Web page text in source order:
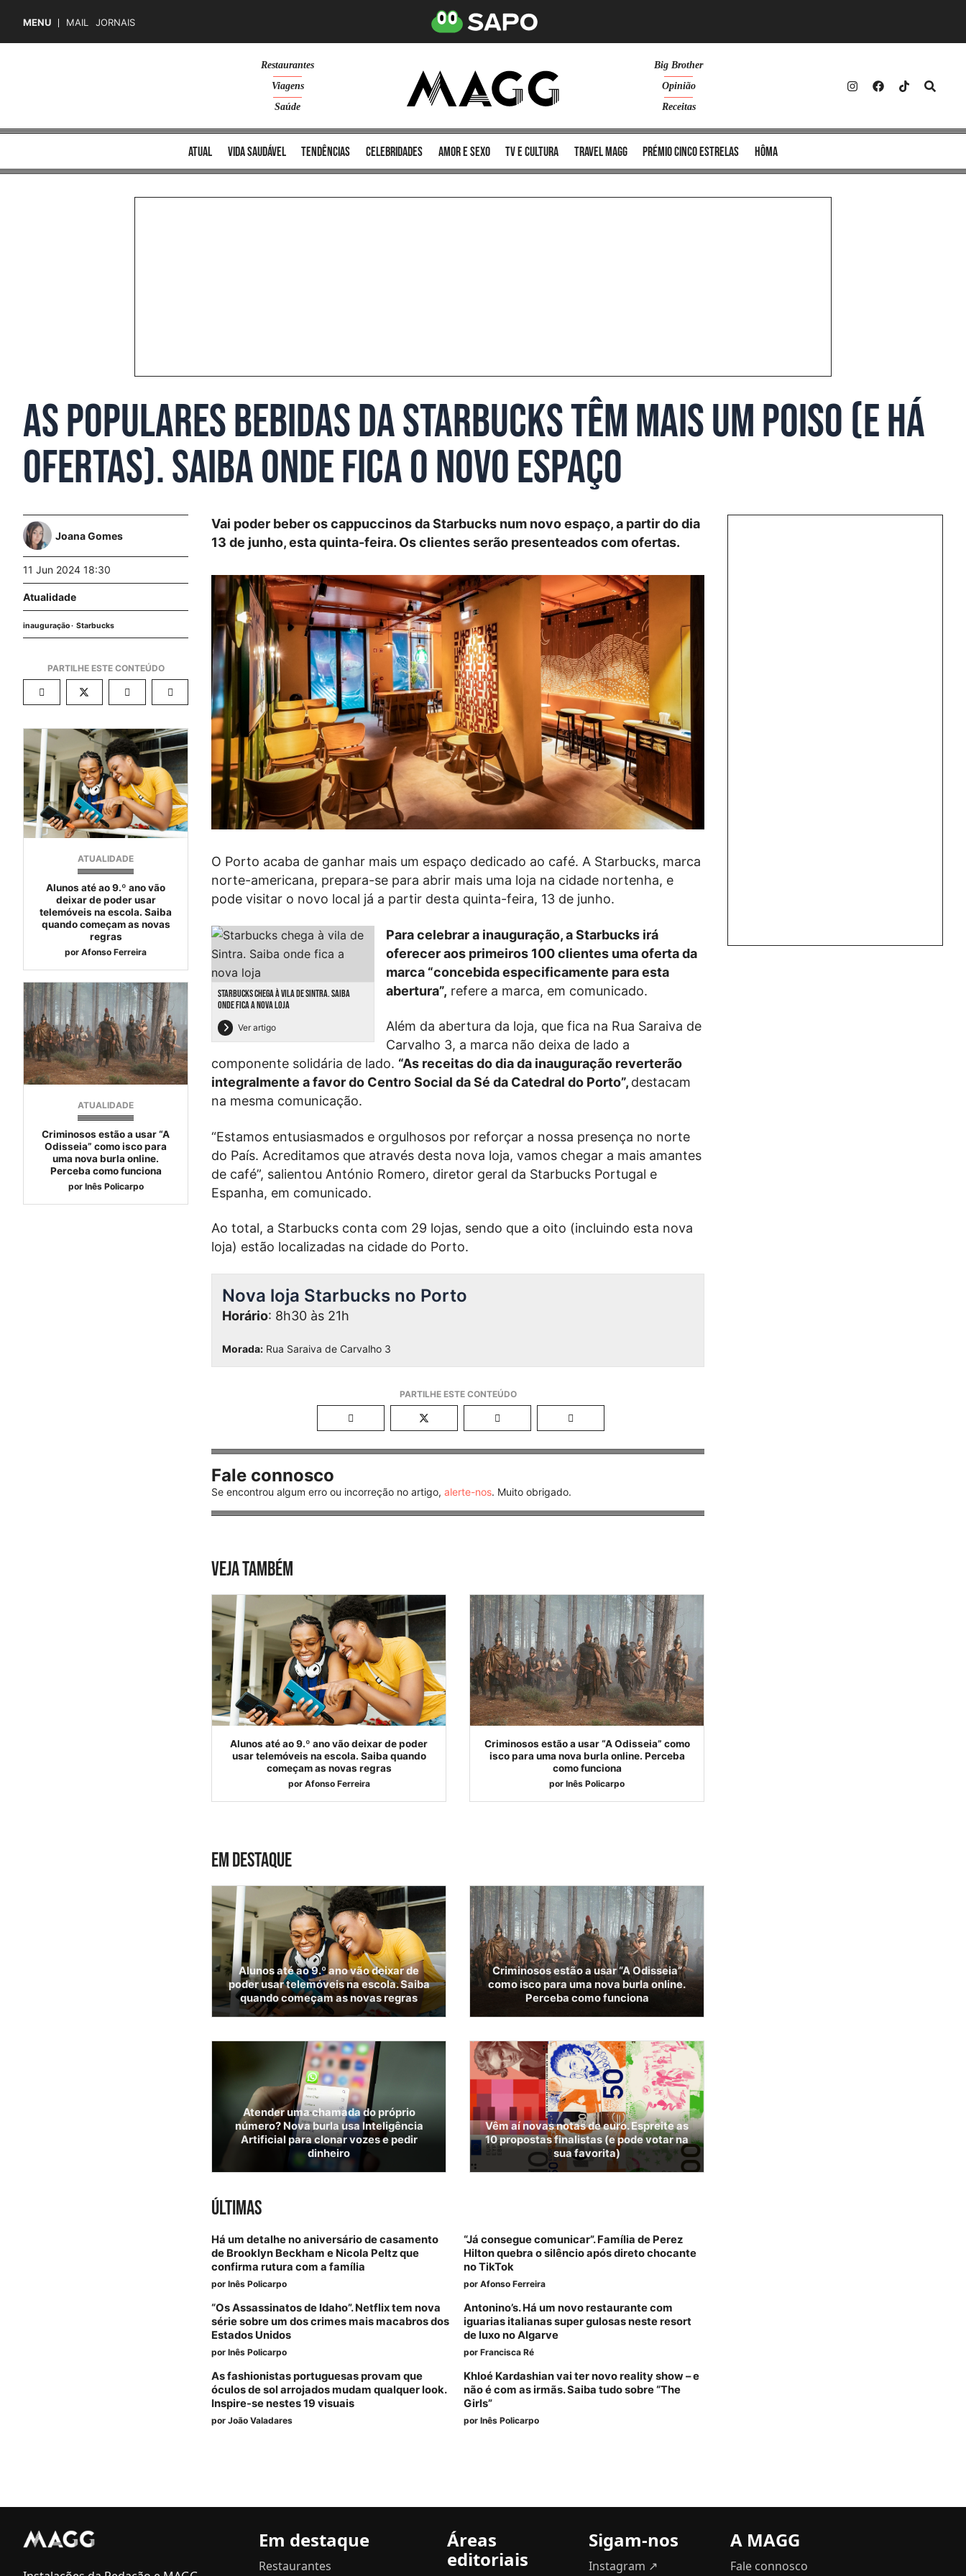
MENU MAIL JORNAIS
Restaurantes
Viagens
Saúde
Big Brother
Opinião
Receitas
atual vida saudável tendências celebridades amor e sexo TV e cultura Travel MAGG Prémio Cinco Estrelas Hôma
As populares bebidas da Starbucks têm mais um poiso (e há
ofertas). Saiba onde fica o novo espaço
Joana Gomes
11 Jun 2024 18:30
Atualidade
inauguração Starbucks
ATUALIDADE
Alunos até ao 9.º ano vão
deixar de poder usar
telemóveis na escola. Saiba
quando começam as novas
regras
por Afonso Ferreira
ATUALIDADE
Criminosos estão a usar “A
Odisseia” como isco para
uma nova burla online.
Perceba como funciona
por Inês Policarpo
Vai poder beber os cappuccinos da Starbucks num novo espaço, a partir do dia
13 de junho, esta quinta-feira. Os clientes serão presenteados com ofertas.
O Porto acaba de ganhar mais um espaço dedicado ao café. A Starbucks, marca
norte-americana, prepara-se para abrir mais uma loja na cidade nortenha, e
pode visitar o novo local já a partir desta quinta-feira, 13 de junho.
STARBUCKS CHEGA À VILA DE SINTRA. SAIBA
ONDE FICA A NOVA LOJA
Ver artigo
Para celebrar a inauguração, a Starbucks irá
oferecer aos primeiros 100 clientes uma oferta da
marca “concebida especificamente para esta
abertura”, refere a marca, em comunicado.
Além da abertura da loja, que fica na Rua Saraiva de
Carvalho 3, a marca não deixa de lado a
componente solidária de lado. “As receitas do dia da inauguração reverterão
integralmente a favor do Centro Social da Sé da Catedral do Porto”, destacam
na mesma comunicação.
“Estamos entusiasmados e orgulhosos por reforçar a nossa presença no norte
do País. Acreditamos que através desta nova loja, vamos chegar a mais amantes
de café”, salientou António Romero, diretor geral da Starbucks Portugal e
Espanha, em comunicado.
Ao total, a Starbucks conta com 29 lojas, sendo que a oito (incluindo esta nova
loja) estão localizadas na cidade do Porto.
Nova loja Starbucks no Porto
Horário: 8h30 às 21h
Morada: Rua Saraiva de Carvalho 3
Fale connosco
Se encontrou algum erro ou incorreção no artigo,alerte-nos. Muito obrigado.
VEJA TAMBÉM
Alunos até ao 9.º ano vão deixar de poder
usar telemóveis na escola. Saiba quando
começam as novas regras
por Afonso Ferreira
Criminosos estão a usar “A Odisseia” como
isco para uma nova burla online. Perceba
como funciona
por Inês Policarpo
EM DESTAQUE
Alunos até ao 9.º ano vão deixar de
poder usar telemóveis na escola. Saiba
quando começam as novas regras
Criminosos estão a usar “A Odisseia”
como isco para uma nova burla online.
Perceba como funciona
Atender uma chamada do próprio
número? Nova burla usa Inteligência
Artificial para clonar vozes e pedir
dinheiro
Vêm aí novas notas de euro. Espreite as
10 propostas finalistas (e pode votar na
sua favorita)
ÚLTIMAS
Há um detalhe no aniversário de casamento
de Brooklyn Beckham e Nicola Peltz que
confirma rutura com a família
por Inês Policarpo
“Já consegue comunicar”. Família de Perez
Hilton quebra o silêncio após direto chocante
no TikTok
por Afonso Ferreira
“Os Assassinatos de Idaho”. Netflix tem nova
série sobre um dos crimes mais macabros dos
Estados Unidos
por Inês Policarpo
Antonino’s. Há um novo restaurante com
iguarias italianas super gulosas neste resort
de luxo no Algarve
por Francisca Ré
As fashionistas portuguesas provam que
óculos de sol arrojados mudam qualquer look.
Inspire-se nestes 19 visuais
por João Valadares
Khloé Kardashian vai ter novo reality show – e
não é com as irmãs. Saiba tudo sobre “The
Girls”
por Inês Policarpo
Em destaque
Restaurantes
Áreas
editoriais
Sigam-nos
Instagram ↗
A MAGG
Fale connosco